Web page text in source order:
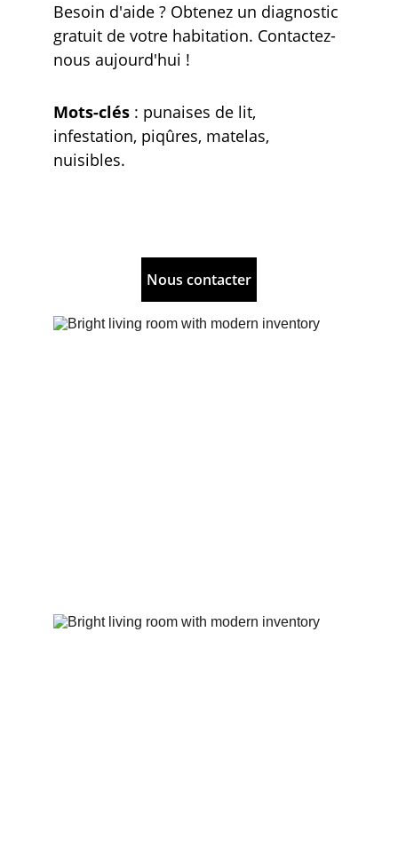
Besoin d'aide ? Obtenez un diagnostic
gratuit de votre habitation. Contactez-
nous aujourd'hui !
Mots-clés : punaises de lit,
infestation, piqûres, matelas,
nuisibles.
Nous contacter